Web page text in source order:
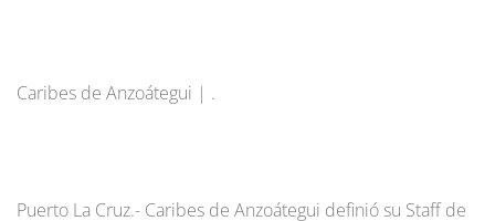
Caribes de Anzoátegui | .
Puerto La Cruz.- Caribes de Anzoátegui definió su Staff de